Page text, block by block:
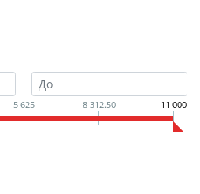
5 625 8 312.50 11 000